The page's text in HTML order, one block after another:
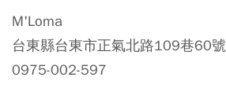
M'Loma
台東縣台東市正氣北路109巷60號
0975-002-597